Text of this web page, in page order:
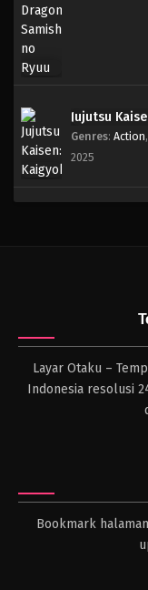
Jujutsu
Genres: Action,
2025
Layar Otaku –
Indonesia resolusi
Bookmark halaman